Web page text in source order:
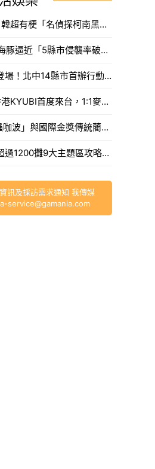
半夜起床被地毯嚇瘋！韓超有梗「名偵探柯南黑衣人」系列周邊，用玻璃杯喝水直接被死亡凝視。
8/8颱風假有譜嗎？白海豚逼近「5縣市侵襲率破40%」，氣象署最快今發海警。
2026城鎮韌性演習今登場！北中14縣市首辦行動網路降速，外送暫停接單、全台注意事項一次看。
松菸快閃店免費逛！香港KYUBI首度來台，1:1麥可傑克森雕像震撼登場。
聯手超人氣 IP「貓貓蟲咖波」與國際金獎傳統藺編，WeMo打造今夏最香、最具文化溫度的騎乘體驗。
2026文博會懶人包！超過1200攤9大主題區攻略，海綿寶寶吉娃娃、咖波新品推薦必買。
訊及採訪需求通知 我傳媒
service@gamania.com